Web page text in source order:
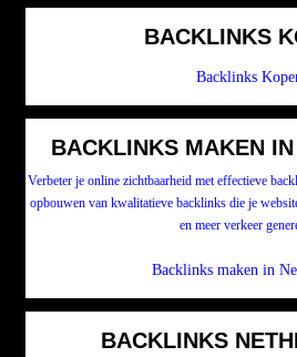
BACKLINKS
Backlinks
BACKLINKS MAKEN
Verbeter je online zichtbaarheid met effectieve
opbouwen van kwalitatieve backlinks die je
en meer verkeer
Backlinks maken in
BACKLINKS